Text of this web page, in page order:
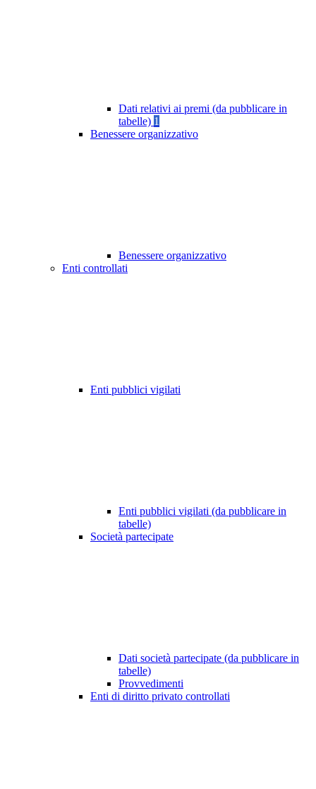
Dati relativi ai premi (da pubblicare in
tabelle) 1
Benessere organizzativo
Benessere organizzativo
Enti controllati
Enti pubblici vigilati
Enti pubblici vigilati (da pubblicare in
tabelle)
Società partecipate
Dati società partecipate (da pubblicare in
tabelle)
Provvedimenti
Enti di diritto privato controllati